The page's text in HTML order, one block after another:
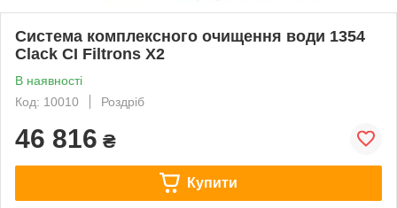
Система комплексного очищення води 1354
Clack CI Filtrons X2
В наявності
Код: 10010
Роздріб
46 816 ₴
Купити